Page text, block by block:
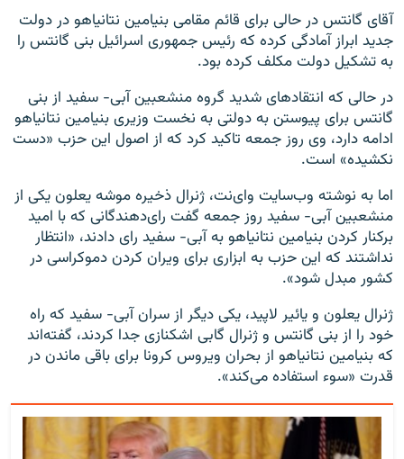
آقای گانتس در حالی برای قائم مقامی بنیامین نتانیاهو در دولت
جدید ابراز آمادگی کرده که رئیس جمهوری اسرائیل بنی گانتس را
به تشکیل دولت مکلف کرده بود.
در حالی که انتقادهای شدید گروه منشعبین آبی- سفید از بنی
گانتس برای پیوستن به دولتی به نخست وزیری بنیامین نتانیاهو
ادامه دارد، وی روز جمعه تاکید کرد که از اصول این حزب «دست
نکشیده» است.
اما به نوشته وب‌سایت وای‌نت، ژنرال ذخیره موشه یعلون یکی از
منشعبین آبی- سفید روز جمعه گفت رای‌دهندگانی که با امید
برکنار کردن بنیامین نتانیاهو به آبی- سفید رای دادند، «انتظار
نداشتند که این حزب به ابزاری برای ویران کردن دموکراسی در
کشور مبدل شود».
ژنرال یعلون و یائیر لاپید، یکی دیگر از سران آبی- سفید که راه
خود را از بنی گانتس و ژنرال گابی اشکنازی جدا کردند، گفته‌اند
که بنیامین نتانیاهو از بحران ویروس کرونا برای باقی ماندن در
قدرت «سوء استفاده می‌کند».